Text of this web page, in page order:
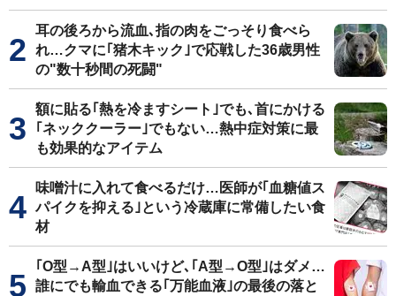
耳の後ろから流血､指の肉をごっそり食べら
れ…クマに｢猪木キック｣で応戦した36歳男性
の"数十秒間の死闘"
額に貼る｢熱を冷ますシート｣でも､首にかける
｢ネッククーラー｣でもない…熱中症対策に最
も効果的なアイテム
味噌汁に入れて食べるだけ…医師が｢血糖値ス
パイクを抑える｣という冷蔵庫に常備したい食
材
｢O型→A型｣はいいけど､｢A型→O型｣はダメ…
誰にでも輸血できる｢万能血液｣の最後の落と